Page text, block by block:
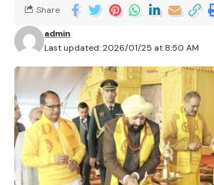
Last updated: 2026/01/25 at 8:50 AM
admin
Share